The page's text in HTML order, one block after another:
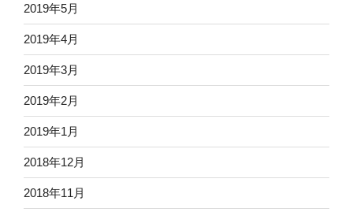
2019年5月
2019年4月
2019年3月
2019年2月
2019年1月
2018年12月
2018年11月